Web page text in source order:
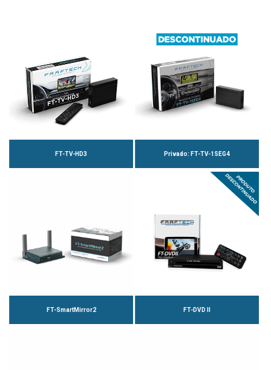
FT-TV-HD3 Privado: FT-TV-1SEG4
FT-SmartMirror2 FT-DVD II